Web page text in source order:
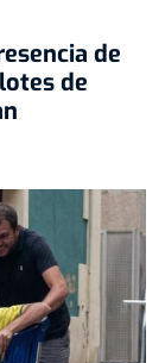
de
de